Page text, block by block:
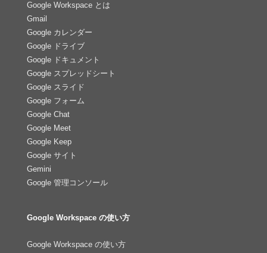
Google Workspace とは
Gmail
Google カレンダー
Google ドライブ
Google ドキュメント
Google スプレッドシート
Google スライド
Google フォーム
Google Chat
Google Meet
Google Keep
Google サイト
Gemini
Google 管理コンソール
Google Workspace の使い方
Google Workspace の使い方